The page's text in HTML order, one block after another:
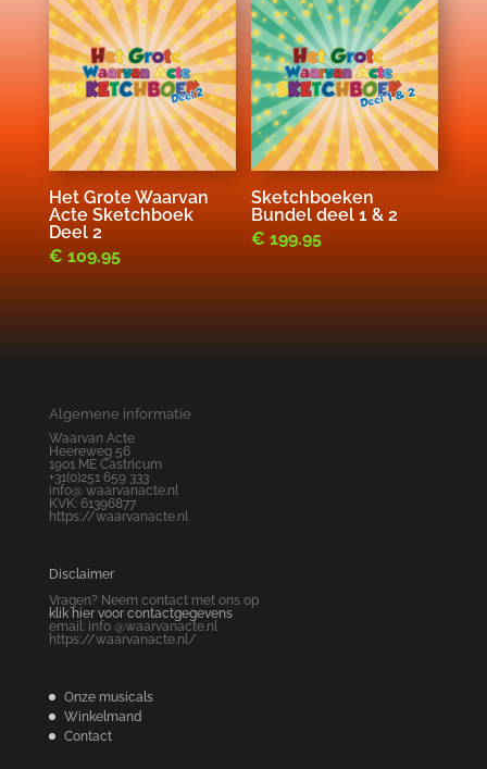
Het Grote Waarvan
Acte Sketchboek
Deel 2
€ 109.95
Sketchboeken
Bundel deel 1 & 2
€ 199.95
Algemene informatie
Waarvan Acte
Heereweg 56
1901 ME Castricum
+31(0)251 659 333
info@ waarvanacte.nl
KVK: 61396877
https://waarvanacte.nl
Disclaimer
Vragen? Neem contact met ons op
klik hier voor contactgegevens
email: info @waarvanacte.nl
https://waarvanacte.nl/
Onze musicals
Winkelmand
Contact